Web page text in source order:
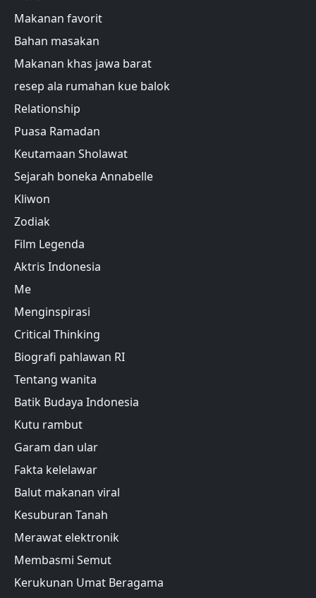
Makanan favorit
Bahan masakan
Makanan khas jawa barat
resep ala rumahan kue balok
Relationship
Puasa Ramadan
Keutamaan Sholawat
Sejarah boneka Annabelle
Kliwon
Zodiak
Film Legenda
Aktris Indonesia
Me
Menginspirasi
Critical Thinking
Biografi pahlawan RI
Tentang wanita
Batik Budaya Indonesia
Kutu rambut
Garam dan ular
Fakta kelelawar
Balut makanan viral
Kesuburan Tanah
Merawat elektronik
Membasmi Semut
Kerukunan Umat Beragama